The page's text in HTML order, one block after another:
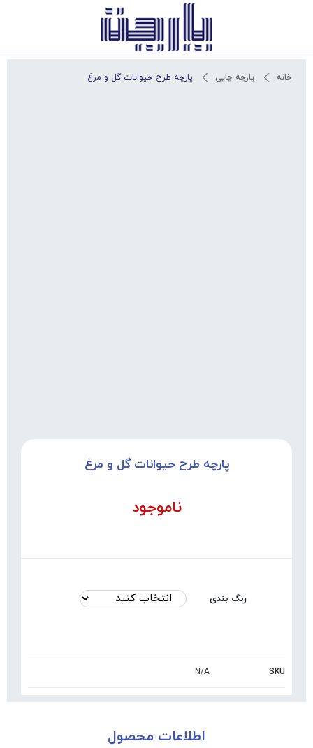
خانه پارچه چاپی پارچه طرح حیوانات گل و مرغ
پارچه طرح حیوانات گل و مرغ
ناموجود
رنگ بندی
SKU
N/A
اطلاعات محصول
استعلام آخرین قیمت و مشاوره